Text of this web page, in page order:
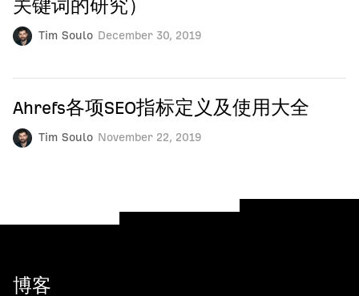
Tim Soulo December 30, 2019
关键词的研究）
Tim Soulo November 22, 2019
Ahrefs各项SEO指标定义及使用大全
博客